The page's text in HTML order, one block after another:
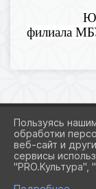
филиала
2026 Г.
ВХОД
КАРТА САЙТА
ПОЛИТИКА
Пользуясь
обработки
веб-сайт и
сервисы
"PRO.Культура",